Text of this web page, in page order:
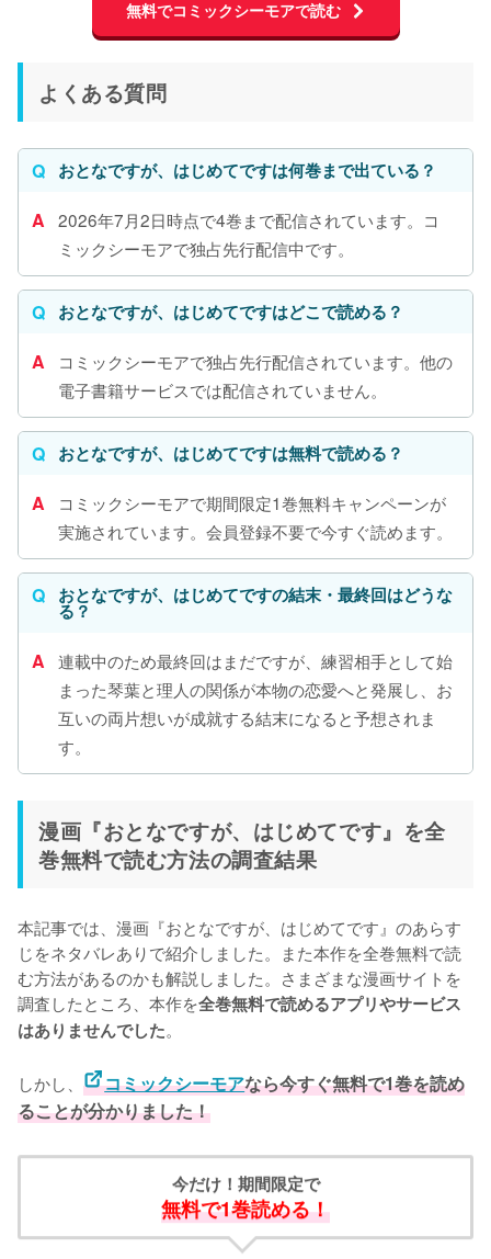
無料でコミックシーモアで読む
よくある質問
おとなですが、はじめてですは何巻まで出ている？
2026年7月2日時点で4巻まで配信されています。コ
ミックシーモアで独占先行配信中です。
おとなですが、はじめてですはどこで読める？
コミックシーモアで独占先行配信されています。他の
電子書籍サービスでは配信されていません。
おとなですが、はじめてですは無料で読める？
コミックシーモアで期間限定1巻無料キャンペーンが
実施されています。会員登録不要で今すぐ読めます。
おとなですが、はじめてですの結末・最終回はどうな
る？
連載中のため最終回はまだですが、練習相手として始
まった琴葉と理人の関係が本物の恋愛へと発展し、お
互いの両片想いが成就する結末になると予想されま
す。
漫画『おとなですが、はじめてです』を全
巻無料で読む方法の調査結果
本記事では、漫画『おとなですが、はじめてです』のあらす
じをネタバレありで紹介しました。また本作を全巻無料で読
む方法があるのかも解説しました。さまざまな漫画サイトを
調査したところ、本作を全巻無料で読めるアプリやサービス
はありませんでした。
しかし、 コミックシーモアなら今すぐ無料で1巻を読め
ることが分かりました！
今だけ！期間限定で
無料で1巻読める！